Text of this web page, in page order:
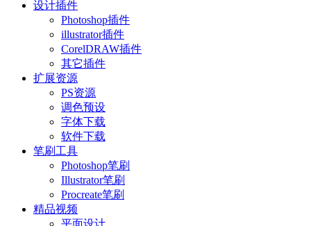
设计插件
Photoshop插件
illustrator插件
CorelDRAW插件
其它插件
扩展资源
PS资源
调色预设
字体下载
软件下载
笔刷工具
Photoshop笔刷
Illustrator笔刷
Procreate笔刷
精品视频